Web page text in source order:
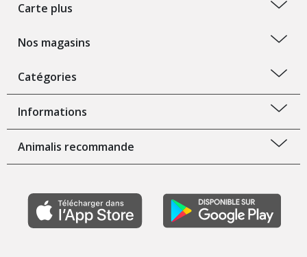
Carte plus
Nos magasins
Catégories
Informations
Animalis recommande